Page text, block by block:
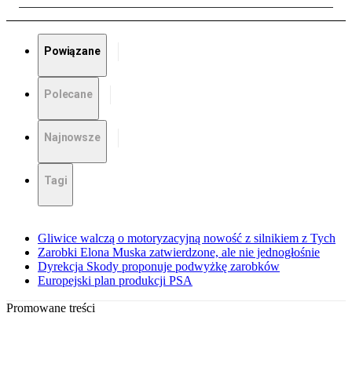
Powiązane
Polecane
Najnowsze
Tagi
Gliwice walczą o motoryzacyjną nowość z silnikiem z Tych
Zarobki Elona Muska zatwierdzone, ale nie jednogłośnie
Dyrekcja Skody proponuje podwyżkę zarobków
Europejski plan produkcji PSA
Promowane treści